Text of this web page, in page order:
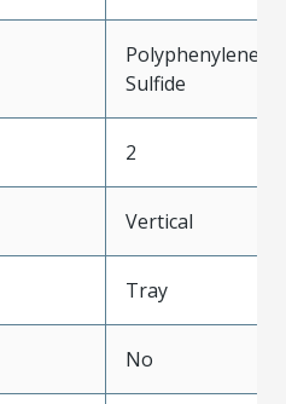
Polyphenylene
Sulfide
2
Vertical
Tray
No